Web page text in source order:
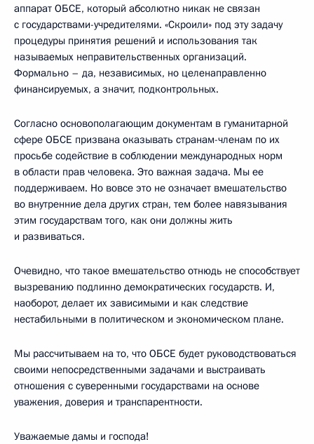
аппарат ОБСЕ, который абсолютно никак не связан
с государствами-учредителями. «Скроили» под эту задачу
процедуры принятия решений и использования так
называемых неправительственных организаций.
Формально – да, независимых, но целенаправленно
финансируемых, а значит, подконтрольных.
Согласно основополагающим документам в гуманитарной
сфере ОБСЕ призвана оказывать странам-членам по их
просьбе содействие в соблюдении международных норм
в области прав человека. Это важная задача. Мы ее
поддерживаем. Но вовсе это не означает вмешательство
во внутренние дела других стран, тем более навязывания
этим государствам того, как они должны жить
и развиваться.
Очевидно, что такое вмешательство отнюдь не способствует
вызреванию подлинно демократических государств. И,
наоборот, делает их зависимыми и как следствие
нестабильными в политическом и экономическом плане.
Мы рассчитываем на то, что ОБСЕ будет руководствоваться
своими непосредственными задачами и выстраивать
отношения с суверенными государствами на основе
уважения, доверия и транспарентности.
Уважаемые дамы и господа!